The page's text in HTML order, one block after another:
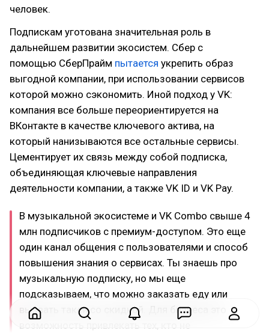
человек.
Подпискам уготована значительная роль в
дальнейшем развитии экосистем. Сбер с
помощью СберПрайм пытается укрепить образ
выгодной компании, при использовании сервисов
которой можно сэкономить. Иной подход у VK:
компания все больше переориентируется на
ВКонтакте в качестве ключевого актива, на
который нанизываются все остальные сервисы.
Цементирует их связь между собой подписка,
объединяющая ключевые направления
деятельности компании, а также VK ID и VK Pay.
В музыкальной экосистеме и VK Combo свыше 4
млн подписчиков с премиум-доступом. Это еще
один канал общения с пользователями и способ
повышения знания о сервисах. Ты знаешь про
музыкальную подписку, но мы еще
подсказываем, что можно заказать еду или
вызвать такси со скидкой. Для бизнеса это
возможность привлекать тех, кто не